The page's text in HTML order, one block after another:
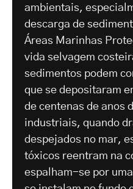
ambientais,
descarga de
Áreas Marinhas
vida selvagem
sedimentos podem
que se depositaram
de centenas de anos
industriais, quando
despejados no mar,
tóxicos reentram na
espalham-se por